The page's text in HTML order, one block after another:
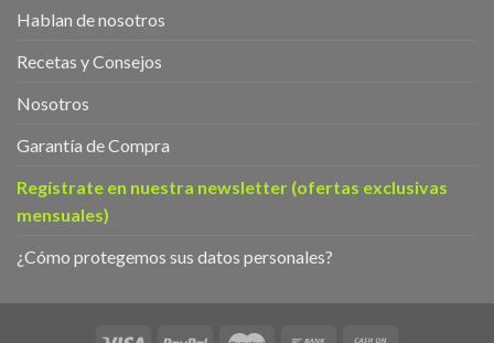
Hablan de nosotros
Recetas y Consejos
Nosotros
Garantía de Compra
Regístrate en nuestra newsletter (ofertas exclusivas
mensuales)
¿Cómo protegemos sus datos personales?